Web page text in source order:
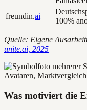
freundin.ai
100%
Quelle: Eigene
unite.ai, 2025
Was motiviert die